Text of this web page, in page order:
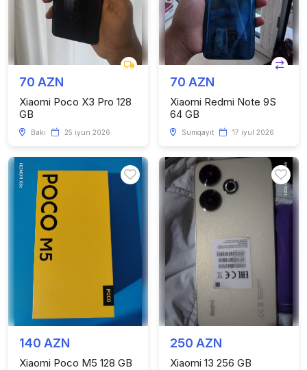
70 AZN
Xiaomi Poco X3 Pro 128
GB
Bakı 25 iyun 2026
70 AZN
Xiaomi Redmi Note 9S
64 GB
Sumqayıt 17 iyul 2026
140 AZN
Xiaomi Poco M5 128 GB
250 AZN
Xiaomi 13 256 GB